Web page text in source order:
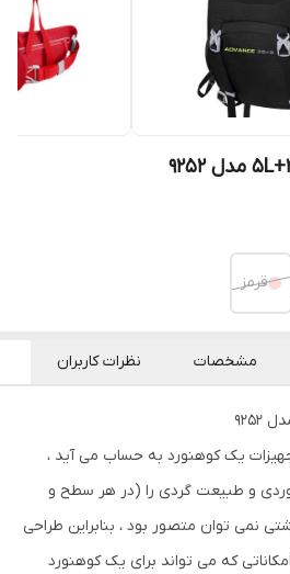
قرمز
مشخصات نظرات کاربران
یک کوهنورد به حساب می آید ،
و طبیعت گردی را (در هر سطح و
نمی توان متصور بود ، بنابراین طراحی
که می تواند برای یک کوهنورد